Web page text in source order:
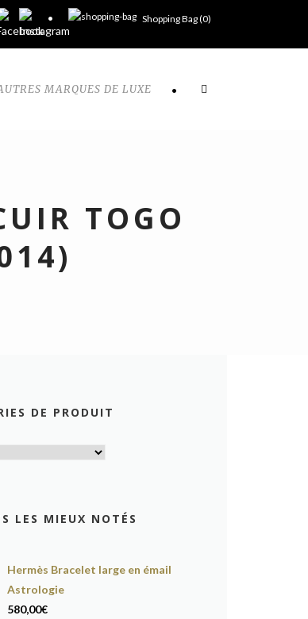
Shopping Bag (0)
MARQUES DE LUXE •
TOGO
DE PRODUIT
LES MIEUX NOTÉS
Hermès Bracelet large en émail
Astrologie
580,00€